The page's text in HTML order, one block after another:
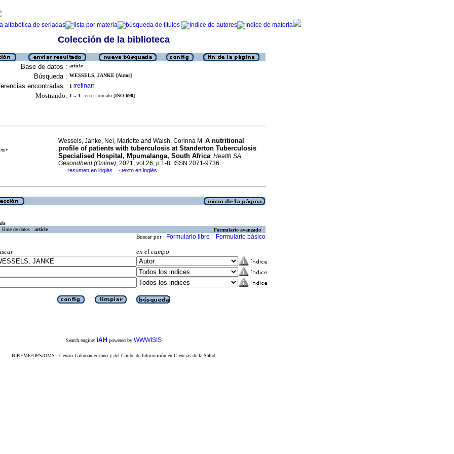
Colección de la biblioteca
Base de datos : article
Búsqueda : WESSELS, JANKE [Autor]
encontradas : 1 [refinar]
Mostrando: 1 .. 1 en el formato [ISO 690]
Wessels, Janke, Nel, Mariette and Walsh, Corinna M. A nutritional
profile of patients with tuberculosis at Standerton Tuberculosis
Specialised Hospital, Mpumalanga, South Africa. Health SA
Gesondheid (Online), 2021, vol.26, p.1-8. ISSN 2071-9736
· resumen en inglés · texto en inglés
Base de datos : article Formulario avanzado
Buscar por : Formulario libre Formulario básico
en el campo
Search engine: iAH powered by WWWISIS
BIREME/OPS/OMS - Centro Latinoamericano y del Caribe de Información en Ciencias de la Salud